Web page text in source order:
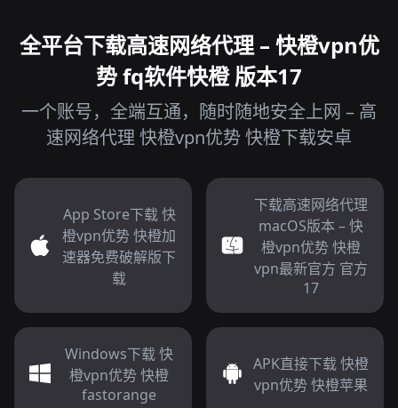
全平台下载高速网络代理 – 快橙vpn优
势 fq软件快橙 版本17
一个账号，全端互通，随时随地安全上网 – 高
速网络代理 快橙vpn优势 快橙下载安卓
App Store下载 快
橙vpn优势 快橙加
速器免费破解版下
载
下载高速网络代理
macOS版本 – 快
橙vpn优势 快橙
vpn最新官方 官方
17
Windows下载 快
橙vpn优势 快橙
fastorange
APK直接下载 快橙
vpn优势 快橙苹果